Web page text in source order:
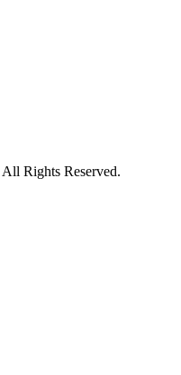
All Rights Reserved.